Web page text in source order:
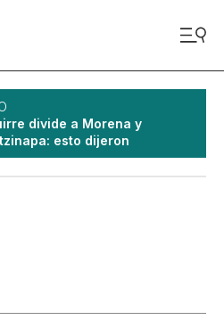
divide a Morena y
esto dijeron